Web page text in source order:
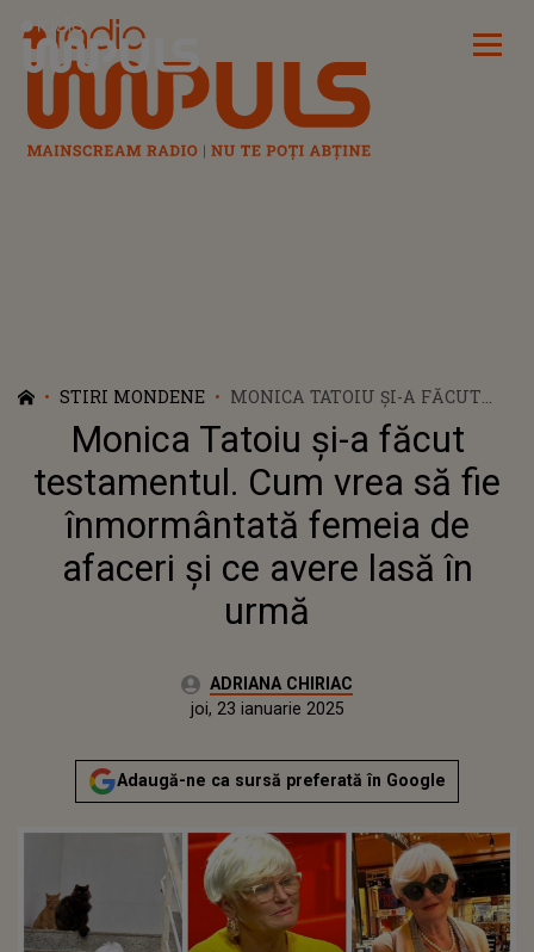
Radio Impuls
STIRI MONDENE
MONICA TATOIU ȘI-A FĂCUT
TESTAMENTUL. CUM VREA SĂ
FIE ÎNMORMÂNTATĂ FEMEIA
DE AFACERI ȘI CE AVERE LASĂ
ÎN URMĂ
Monica Tatoiu și-a făcut
testamentul. Cum vrea să fie
înmormântată femeia de
afaceri și ce avere lasă în
urmă
Autor:ADRIANA CHIRIAC
marți, 23 ianuarie 2024Actualizat:
joi, 23 ianuarie 2025
Adaugă-ne ca sursă preferată în Google